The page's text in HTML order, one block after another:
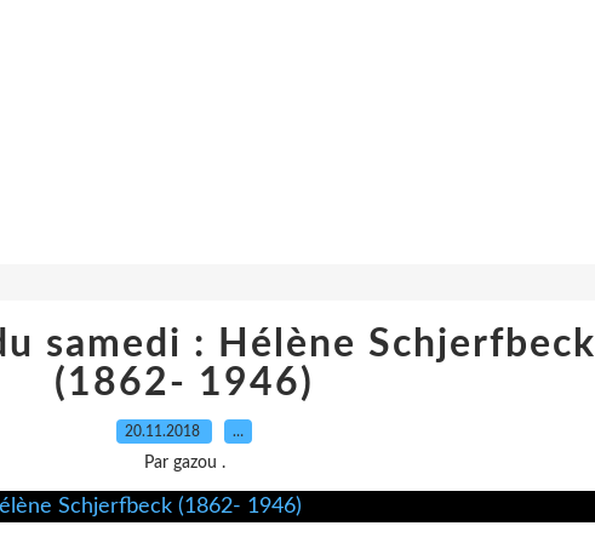
samedi : Hélène Schjerfbeck
(1862- 1946)
20.11.2018 …
Par gazou .